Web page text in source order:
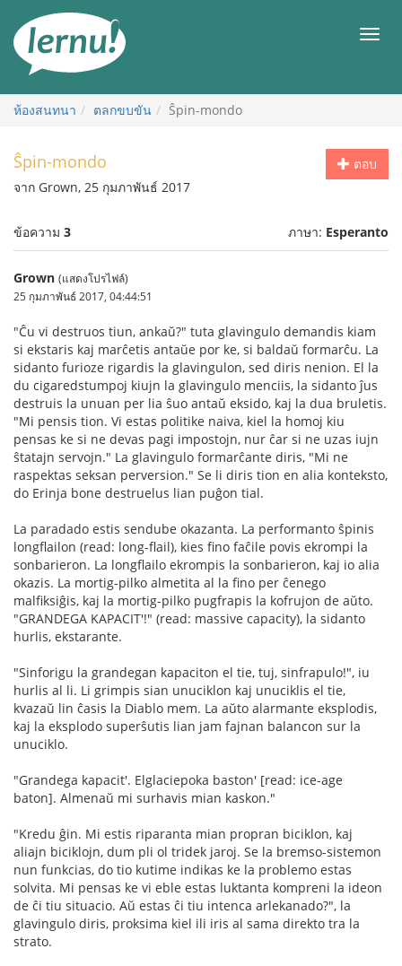
สารบัญ
เมนู
ห้องสนทนา ตลกขบขัน Ŝpin-mondo
ตอบ
Ŝpin-mondo
จาก Grown, 25 กุมภาพันธ์ 2017
ข้อความ 3 ภาษา: Esperanto
Grown (แสดงโปรไฟล์)
25 กุมภาพันธ์ 2017, 04:44:51
"Ĉu vi destruos tiun, ankaŭ?" tuta glavingulo demandis kiam
si ekstaris kaj marĉetis antaŭe por ke, si baldaŭ formarĉu. La
sidanto furioze rigardis la glavingulon, sed diris nenion. El la
du cigaredstumpoj kiujn la glavingulo menciis, la sidanto ĵus
destruis la unuan per lia ŝuo antaŭ eksido, kaj la dua bruletis.
"Mi pensis tion. Vi estas politike naiva, kiel la homoj kiu
pensas ke si ne devas pagi impostojn, nur ĉar si ne uzas iujn
ŝtatajn servojn." La glavingulo formarĉante diris, "Mi ne
raspektas seksan perversion." Se li diris tion en alia konteksto,
do Erinja bone destruelus lian puĝon tial.
La paradado estis sendube okazanta. La performanto ŝpinis
longflailon (read: long-flail), kies fino faĉile povis ekrompi la
sonbarieron. La longflailo ekrompis la sonbarieron, kaj io alia
okazis. La mortig-pilko almetita al la fino per ĉenego
malfiksiĝis, kaj la mortig-pilko pugfrapis la kofrujon de aŭto.
"GRANDEGA KAPACIT'!" (read: massive capacity), la sidanto
hurlis, ekstarante.
"Sinforigu la grandegan kapaciton el tie, tuj, sinfrapulo!", iu
hurlis al li. Li grimpis sian unuciklon kaj unuciklis el tie,
kvazaŭ lin ĉasis la Diablo mem. La aŭto alarmante eksplodis,
kaj la eksplodo superŝutis lian jam fajnan balancon sur la
unuciklo.
"Grandega kapacit'. Elglaciepoka baston' [read: ice-age
baton]. Almenaŭ mi surhavis mian kaskon."
"Kredu ĝin. Mi estis riparanta mian propran biciklon, kaj
aliajn biciklojn, dum pli ol tridek jaroj. Se la bremso-sistemon
nun funkcias, do tio kutime indikas ke la problemo estas
solvita. Mi pensas ke vi eble estas luktanta kompreni la ideon
de ĉi tiu situacio. Aŭ estas ĉi tiu intenca arlekanado?", la
glavingulo diris, proksima kiel ili iris al sama direkto tra la
strato.